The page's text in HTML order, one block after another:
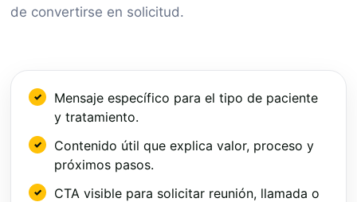
de convertirse en solicitud.
Mensaje específico para el tipo de paciente
y tratamiento.
Contenido útil que explica valor, proceso y
próximos pasos.
CTA visible para solicitar reunión, llamada o